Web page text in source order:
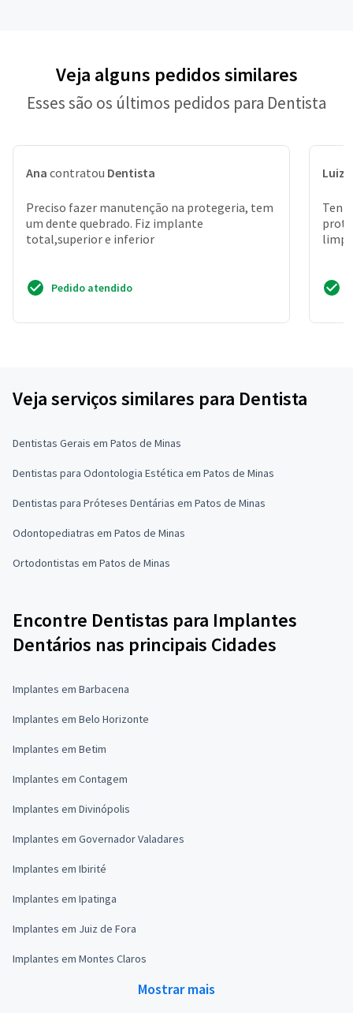
Veja alguns pedidos similares
Esses são os últimos pedidos para Dentista
Ana contratou Dentista
Preciso fazer manutenção na protegeria, tem
um dente quebrado. Fiz implante
total,superior e inferior
Pedido atendido
Luiz
Veja serviços similares para Dentista
Dentistas Gerais em Patos de Minas
Dentistas para Odontologia Estética em Patos de Minas
Dentistas para Próteses Dentárias em Patos de Minas
Odontopediatras em Patos de Minas
Ortodontistas em Patos de Minas
Encontre Dentistas para Implantes
Dentários nas principais Cidades
Implantes em Barbacena
Implantes em Belo Horizonte
Implantes em Betim
Implantes em Contagem
Implantes em Divinópolis
Implantes em Governador Valadares
Implantes em Ibirité
Implantes em Ipatinga
Implantes em Juiz de Fora
Implantes em Montes Claros
Mostrar mais